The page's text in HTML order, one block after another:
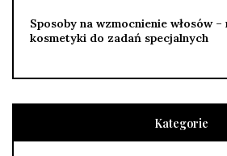
Sposoby na wzmocnienie włosów
kosmetyki do zadań specjalnych
Kategorie